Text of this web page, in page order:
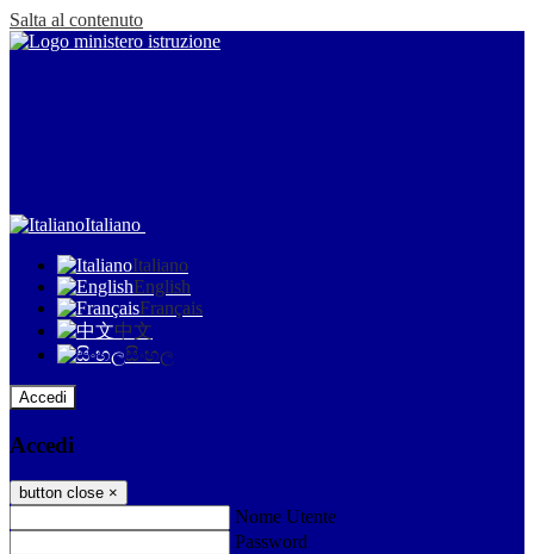
Salta al contenuto
Italiano
Italiano
English
Français
中文
සිංහල
Accedi
Accedi
button close ×
Nome Utente
Password